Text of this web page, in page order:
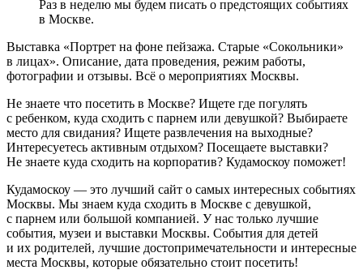
Раз в неделю мы будем писать о предстоящих событиях
в Москве.
Выставка «Портрет на фоне пейзажа. Старые «Сокольники»
в лицах». Описание, дата проведения, режим работы,
фотографии и отзывы. Всё о мероприятиях Москвы.
Не знаете что посетить в Москве? Ищете где погулять
с ребенком, куда сходить с парнем или девушкой? Выбираете
место для свидания? Ищете развлечения на выходные?
Интересуетесь активным отдыхом? Посещаете выставки?
Не знаете куда сходить на корпоратив? Кудамоскоу поможет!
Кудамоскоу — это лучший сайт о самых интересных событиях
Москвы. Мы знаем куда сходить в Москве с девушкой,
с парнем или большой компанией. У нас только лучшие
события, музеи и выставки Москвы. События для детей
и их родителей, лучшие достопримечательности и интересные
места Москвы, которые обязательно стоит посетить!